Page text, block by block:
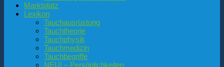
Marktplatz
Lexikon
Tauchausrüstung
Tauchtheorie
Tauchphysik
Tauchmedizin
Tauchbegriffe
NEU! – Persönlichkeiten